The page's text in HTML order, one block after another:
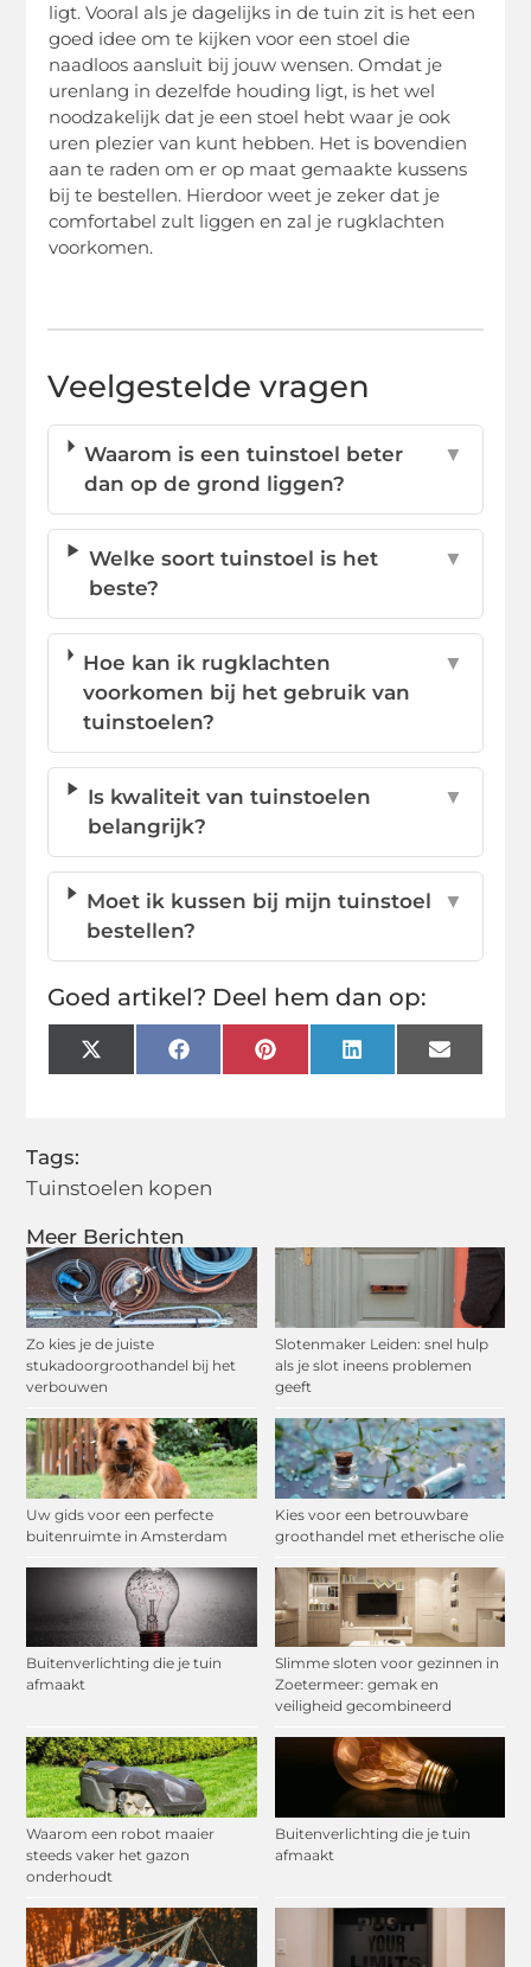
Meer Berichten
Zo kies je de juiste
stukadoorgroothandel bij het
verbouwen
Slotenmaker Leiden: snel hulp
als je slot ineens problemen
geeft
Uw gids voor een perfecte
buitenruimte in Amsterdam
Kies voor een betrouwbare
groothandel met etherische olie
Buitenverlichting die je tuin
afmaakt
Slimme sloten voor gezinnen in
Zoetermeer: gemak en
veiligheid gecombineerd
Waarom een robot maaier
steeds vaker het gazon
onderhoudt
Buitenverlichting die je tuin
afmaakt
ligt. Vooral als je dagelijks in de tuin zit is het een
goed idee om te kijken voor een stoel die
naadloos aansluit bij jouw wensen. Omdat je
urenlang in dezelfde houding ligt, is het wel
noodzakelijk dat je een stoel hebt waar je ook
uren plezier van kunt hebben. Het is bovendien
aan te raden om er op maat gemaakte kussens
bij te bestellen. Hierdoor weet je zeker dat je
comfortabel zult liggen en zal je rugklachten
voorkomen.
Veelgestelde vragen
Waarom is een tuinstoel beter
dan op de grond liggen?
▼
Welke soort tuinstoel is het
beste?
▼
Hoe kan ik rugklachten
voorkomen bij het gebruik van
tuinstoelen?
▼
Is kwaliteit van tuinstoelen
belangrijk?
▼
Moet ik kussen bij mijn tuinstoel
bestellen?
▼
Goed artikel? Deel hem dan op:
X
(Twitter)
FacebookPinterestLinkedInEmail
Tags:
Tuinstoelen kopen